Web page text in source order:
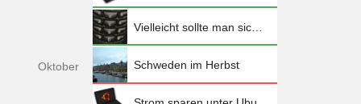
Vielleicht sollte man sich doch mal überlegen, den Handyvertrag zu wechseln...
Oktober Schweden im Herbst